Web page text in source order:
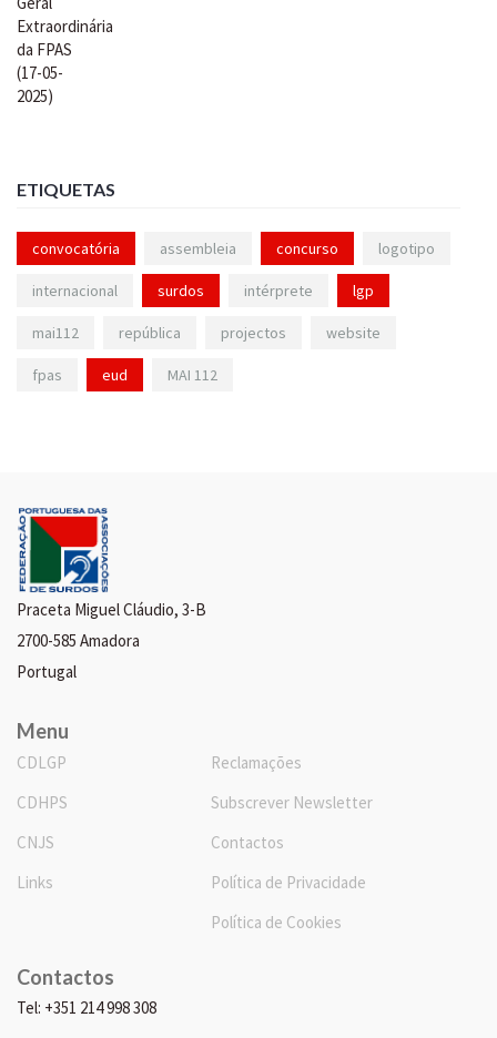
ETIQUETAS
convocatória assembleia concurso logotipo
internacional surdos intérprete lgp
mai112 república projectos website
fpas eud MAI 112
Praceta Miguel Cláudio, 3-B
2700-585 Amadora
Portugal
Menu
CDLGP
CDHPS
CNJS
Links
Reclamações
Subscrever Newsletter
Contactos
Política de Privacidade
Política de Cookies
Contactos
Tel: +351 214 998 308